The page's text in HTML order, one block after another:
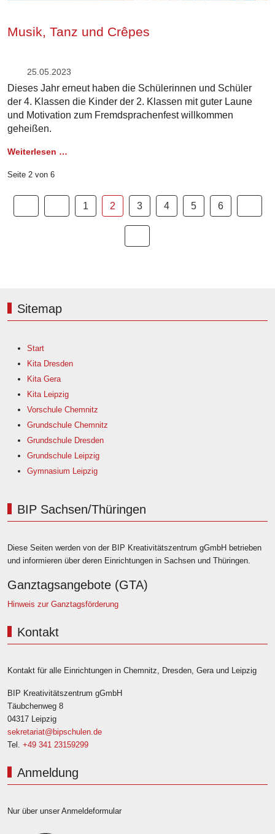
Musik, Tanz und Crêpes
25.05.2023
Dieses Jahr erneut haben die Schülerinnen und Schüler
der 4. Klassen die Kinder der 2. Klassen mit guter Laune
und Motivation zum Fremdsprachenfest willkommen
geheißen.
Weiterlesen …
Seite 2 von 6
1 2 3 4 5 6
Sitemap
Start
Kita Dresden
Kita Gera
Kita Leipzig
Vorschule Chemnitz
Grundschule Chemnitz
Grundschule Dresden
Grundschule Leipzig
Gymnasium Leipzig
BIP Sachsen/Thüringen
Diese Seiten werden von der BIP Kreativitätszentrum gGmbH betrieben
und informieren über deren Einrichtungen in Sachsen und Thüringen.
Ganztagsangebote (GTA)
Hinweis zur Ganztagsförderung
Kontakt
Kontakt für alle Einrichtungen in Chemnitz, Dresden, Gera und Leipzig
BIP Kreativitätszentrum gGmbH
Täubchenweg 8
04317 Leipzig
sekretariat@bipschulen.de
Tel. +49 341 23159299
Anmeldung
Nur über unser Anmeldeformular